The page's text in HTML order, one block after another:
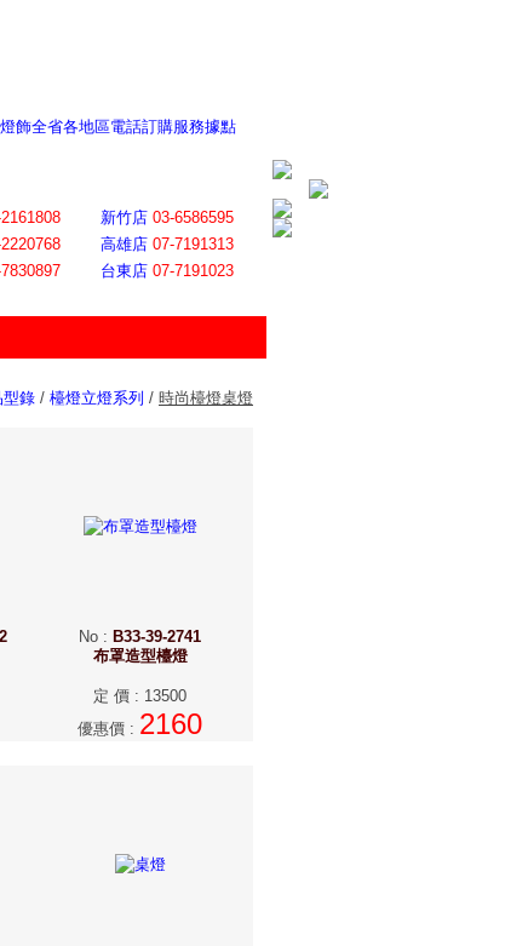
飾全省各地區電話訂購服務據點
新竹店 03-6586595
高雄店 07-7191313
台東店 07-7191023
型錄 / 檯燈立燈系列 / 時尚檯燈桌燈
No : B33-39-2741
布罩造型檯燈
定 價 : 13500
優惠價 : 2160